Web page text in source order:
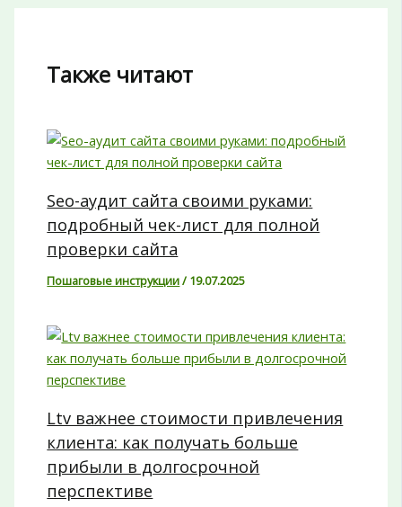
Также читают
Seo-аудит сайта своими руками:
подробный чек-лист для полной
проверки сайта
Пошаговые инструкции/ 19.07.2025
Ltv важнее стоимости привлечения
клиента: как получать больше
прибыли в долгосрочной
перспективе